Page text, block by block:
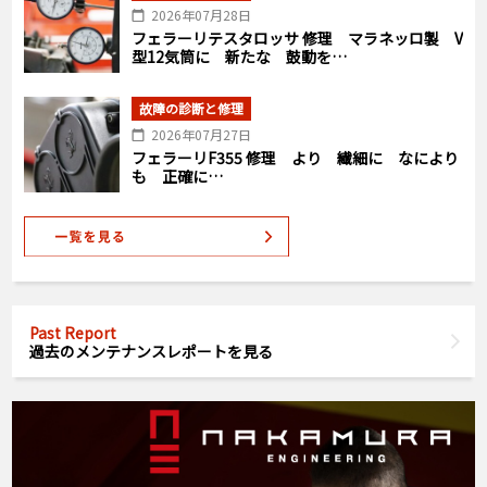
2026年07月28日
フェラーリテスタロッサ 修理 マラネッロ製 V
型12気筒に 新たな 鼓動を…
故障の診断と修理
2026年07月27日
フェラーリF355 修理 より 繊細に なにより
も 正確に…
Past Report
過去のメンテナンスレポートを見る